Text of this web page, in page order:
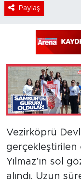
Paylaş
Vezirköprü
gerçekleştirilen
Yılmaz’ın sol
alındı. Uzun